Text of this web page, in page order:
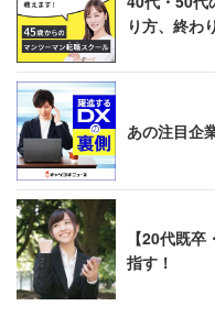
は厳禁
「社交不安障害の患者の
うちょっと頑張れた」「
ど否定的な発言は、社交
「ものすごくプレッシ
明しました。
清水医師も、「内向的な
り方、終わ
あの注目企
【20代既
指す！